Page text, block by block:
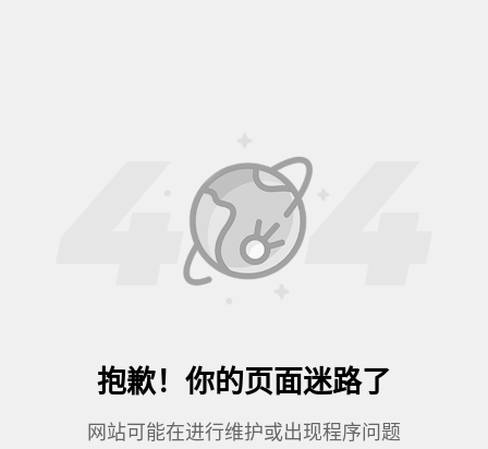
抱歉！你的页面迷路了
网站可能在进行维护或出现程序问题